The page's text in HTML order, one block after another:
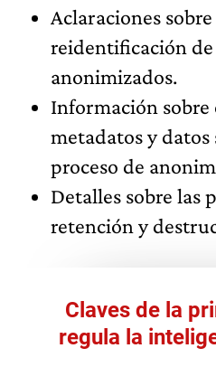
Aclaraciones
reidentificación
anonimizados.
Información sobre
metadatos y datos
proceso de
Detalles sobre las
retención y
Claves de la
regula la